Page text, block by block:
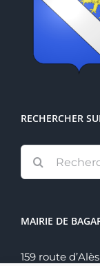
RECHERCHER
MAIRIE DE
159 route d’Alès